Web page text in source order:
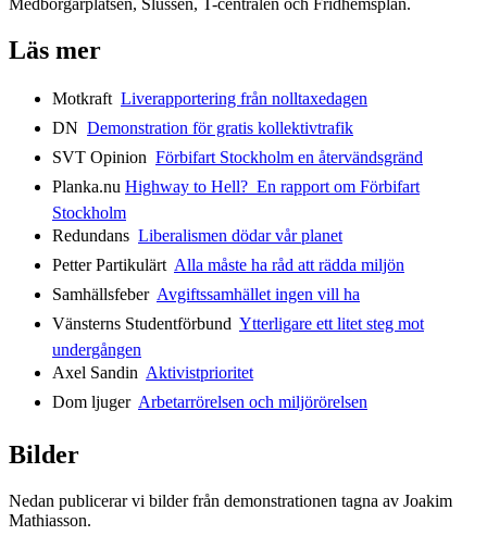
Läs mer
Motkraft  Liverapportering från nolltaxedagen
DN  Demonstration för gratis kollektivtrafik
SVT Opinion  Förbifart Stockholm en återvändsgränd
Planka.nu Highway to Hell?  En rapport om Förbifart
Stockholm
Redundans  Liberalismen dödar vår planet
Petter Partikulärt  Alla måste ha råd att rädda miljön
Samhällsfeber  Avgiftssamhället ingen vill ha
Vänsterns Studentförbund  Ytterligare ett litet steg mot
undergången
Axel Sandin  Aktivistprioritet
Dom ljuger  Arbetarrörelsen och miljörörelsen
Bilder
Nedan publicerar vi bilder från demonstrationen tagna av Joakim
Mathiasson.